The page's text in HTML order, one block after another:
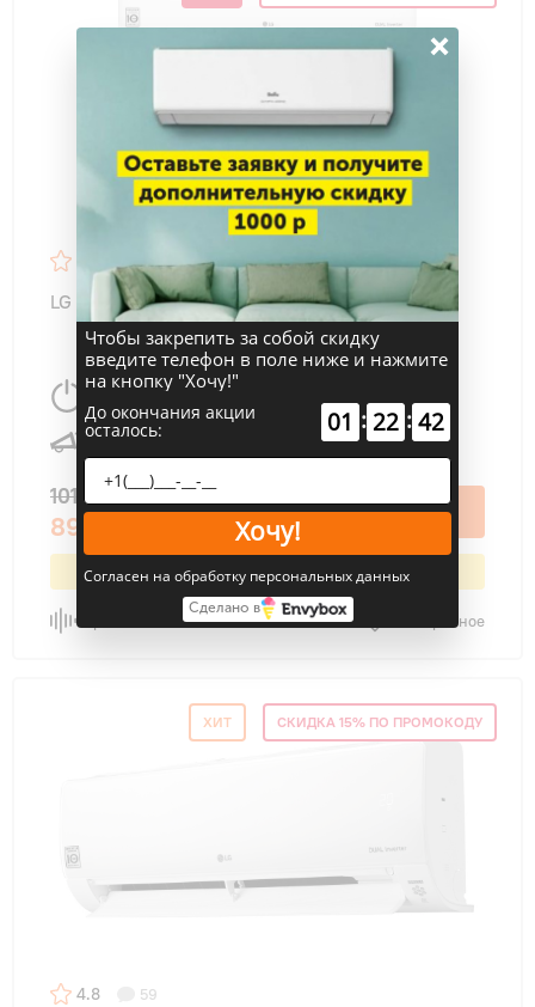
65
LG AP12RT Air PuriCare
3500 Вт
21 дБ
101 990 ₽
89 752 ₽ В корзину
Выгода 12% или 12 238 ₽
В избранное
ХИТ СКИДКА 15% ПО ПРОМОКОДУ
4.8 59
×
Чтобы закрепить за собой скидку
введите телефон в поле ниже и нажмите
на кнопку "Хочу!"
До окончания акции
осталось: 01 : 22 : 42
Хочу!
Согласен на обработку персональных данных
Сделано в